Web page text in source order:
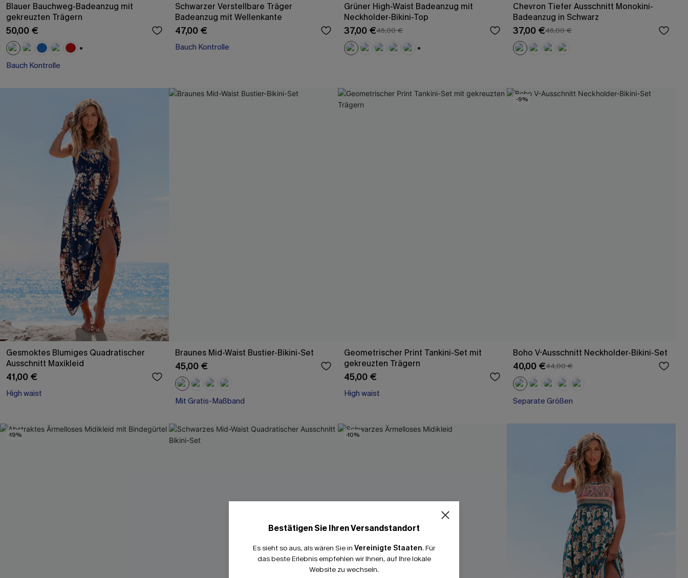
Blauer Bauchweg-Badeanzug mit
gekreuzten Trägern
50,00 €
Bauch Kontrolle
Schwarzer Verstellbare Träger
Badeanzug mit Wellenkante
47,00 €
Bauch Kontrolle
Grüner High-Waist Badeanzug mit
Neckholder-Bikini-Top
37,00 €46,00 €
Chevron Tiefer Ausschnitt Monokini-
Badeanzug in Schwarz
37,00 €46,00 €
Gesmoktes Blumiges Quadratischer
Ausschnitt Maxikleid
41,00 €
High waist
Braunes Mid-Waist Bustier-Bikini-Set
45,00 €
Mit Gratis-Maßband
Mit Gratis-Maßband
Geometrischer Print Tankini-Set mit
gekreuzten Trägern
45,00 €
High waist
-9%
Boho V-Ausschnitt Neckholder-Bikini-Set
40,00 €44,00 €
Separate Größen
-19% -10%
Bestätigen Sie Ihren Versandstandort
Es sieht so aus, als wären Sie in Vereinigte Staaten. Für
das beste Erlebnis empfehlen wir Ihnen, auf Ihre lokale
Website zu wechseln.